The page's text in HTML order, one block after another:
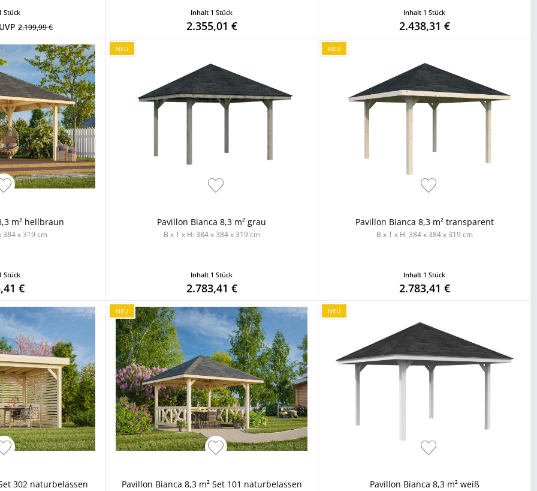
Stück
UVP2.199,99 €
Inhalt 1 Stück
2.355,01 €
Inhalt 1 Stück
2.438,31 €
m² hellbraun
384 x 319 cm
Stück
€
NEU
Pavillon Bianca 8,3 m² grau
B x T x H: 384 x 384 x 319 cm
Inhalt 1 Stück
2.783,41 €
NEU
Pavillon Bianca 8,3 m² transparent
B x T x H: 384 x 384 x 319 cm
Inhalt 1 Stück
2.783,41 €
302 naturbelassen
NEU
Pavillon Bianca 8,3 m² Set 101 naturbelassen
NEU
Pavillon Bianca 8,3 m² weiß